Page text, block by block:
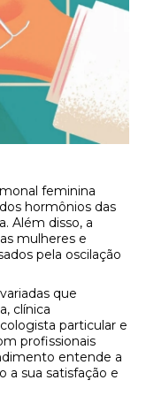
feminina
hormônios das
Além disso, a
mulheres e
pela oscilação
que
clínica
particular e
profissionais
entende a
a sua satisfação e